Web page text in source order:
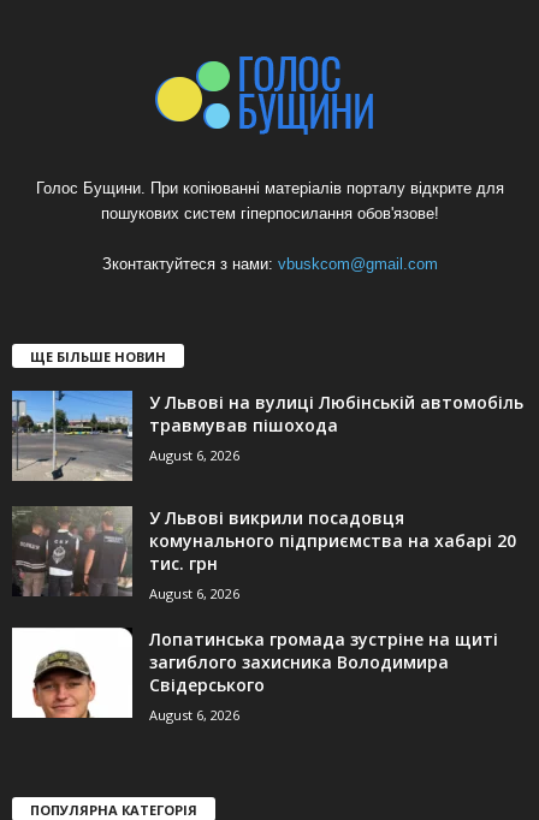
Голос Бущини. При копіюванні матеріалів порталу відкрите для
пошукових систем гіперпосилання обов'язове!
Зконтактуйтеся з нами: vbuskcom@gmail.com
ЩЕ БІЛЬШЕ НОВИН
У Львові на вулиці Любінській автомобіль
травмував пішохода
August 6, 2026
У Львові викрили посадовця
комунального підприємства на хабарі 20
тис. грн
August 6, 2026
Лопатинська громада зустріне на щиті
загиблого захисника Володимира
Свідерського
August 6, 2026
ПОПУЛЯРНА КАТЕГОРІЯ